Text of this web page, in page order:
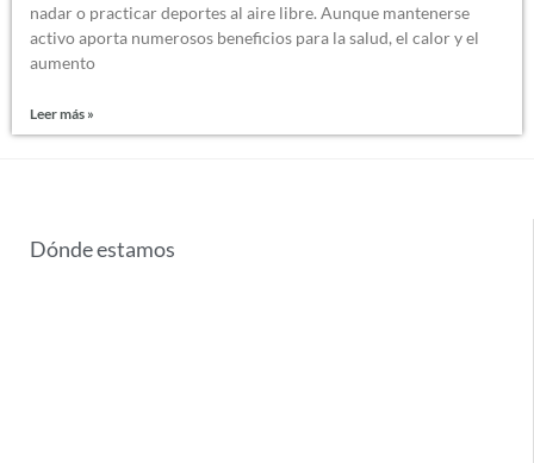
nadar o practicar deportes al aire libre. Aunque mantenerse
activo aporta numerosos beneficios para la salud, el calor y el
aumento
Leer más »
Dónde estamos